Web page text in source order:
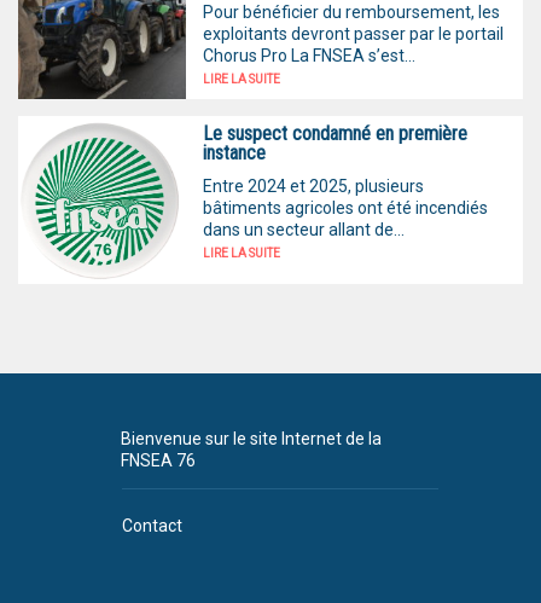
Pour bénéficier du remboursement, les
exploitants devront passer par le portail
Chorus Pro La FNSEA s’est...
LIRE LA SUITE
Le suspect condamné en première
instance
Entre 2024 et 2025, plusieurs
bâtiments agricoles ont été incendiés
dans un secteur allant de...
LIRE LA SUITE
Bienvenue sur le site Internet de la
FNSEA 76
Contact